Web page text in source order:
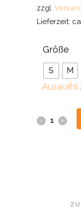
zzgl.
Lieferzeit:
Größe
S M
Auswahl